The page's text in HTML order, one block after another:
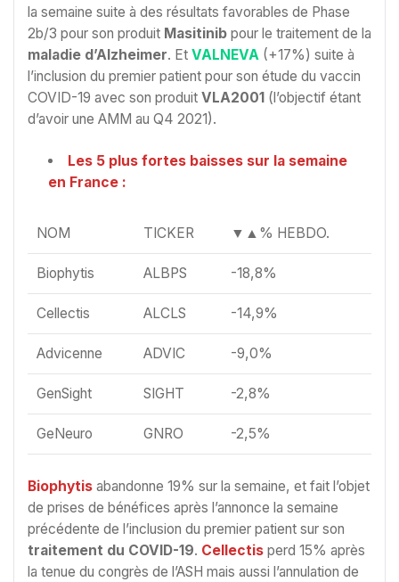
la semaine suite à des résultats favorables de Phase
2b/3 pour son produit Masitinib pour le traitement de la
maladie d’Alzheimer. Et VALNEVA (+17%) suite à
l’inclusion du premier patient pour son étude du vaccin
COVID-19 avec son produit VLA2001 (l’objectif étant
d’avoir une AMM au Q4 2021).
Les 5 plus fortes baisses sur la semaine
en France :
NOM TICKER ▼▲% HEBDO.
Biophytis ALBPS -18,8%
Cellectis ALCLS -14,9%
Advicenne ADVIC -9,0%
GenSight SIGHT -2,8%
GeNeuro GNRO -2,5%
Biophytis abandonne 19% sur la semaine, et fait l’objet
de prises de bénéfices après l’annonce la semaine
précédente de l’inclusion du premier patient sur son
traitement du COVID-19. Cellectis perd 15% après
la tenue du congrès de l’ASH mais aussi l’annulation de